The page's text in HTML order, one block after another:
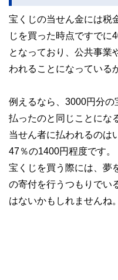
宝くじの当せん金には税
じを買った時点ですでに
となっており、公共事業
われることになっている
例えるなら、3000円分の
払ったのと同じことにな
当せん者に払われるのは
47％の1400円程度です。
宝くじを買う際には、夢
の寄付を行うつもりでい
はないかもしれませんね。